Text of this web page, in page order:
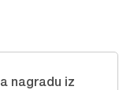
nagradu iz